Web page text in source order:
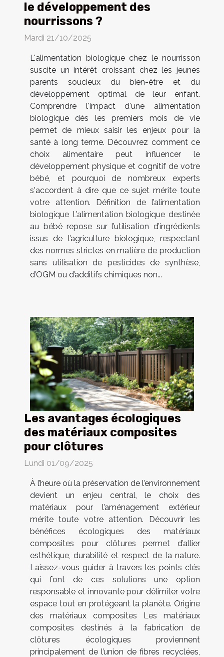
le développement des
nourrissons ?
Mardi 21/10/2025
L'alimentation biologique chez le nourrisson
suscite un intérêt croissant chez les jeunes
parents soucieux du bien-être et du
développement optimal de leur enfant.
Comprendre l'impact d'une alimentation
biologique dès les premiers mois de vie
permet de mieux saisir les enjeux pour la
santé à long terme. Découvrez comment ce
choix alimentaire peut influencer le
développement physique et cognitif de votre
bébé, et pourquoi de nombreux experts
s'accordent à dire que ce sujet mérite toute
votre attention. Définition de l’alimentation
biologique L’alimentation biologique destinée
au bébé repose sur l’utilisation d’ingrédients
issus de l’agriculture biologique, respectant
des normes strictes en matière de production
sans utilisation de pesticides de synthèse,
d’OGM ou d’additifs chimiques non...
Les avantages écologiques
des matériaux composites
pour clôtures
Lundi 01/09/2025
À l’heure où la préservation de l’environnement
devient un enjeu central, le choix des
matériaux pour l’aménagement extérieur
mérite toute votre attention. Découvrir les
bénéfices écologiques des matériaux
composites pour clôtures permet d’allier
esthétique, durabilité et respect de la nature.
Laissez-vous guider à travers les points clés
qui font de ces solutions une option
responsable et innovante pour délimiter votre
espace tout en protégeant la planète. Origine
des matériaux composites Les matériaux
composites destinés à la fabrication de
clôtures écologiques proviennent
principalement de l’union de fibres recyclées,